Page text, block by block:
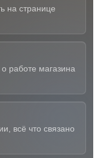
на странице
работе магазина
всё что связано